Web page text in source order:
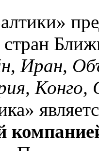
стран
Иран,
Конго,